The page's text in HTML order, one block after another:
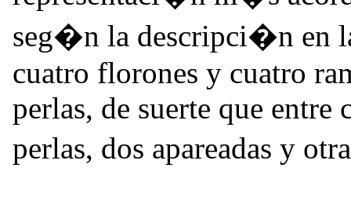
seg�n la descripci�n en
cuatro florones y cuatro
perlas, de suerte que entre
perlas, dos apareadas y